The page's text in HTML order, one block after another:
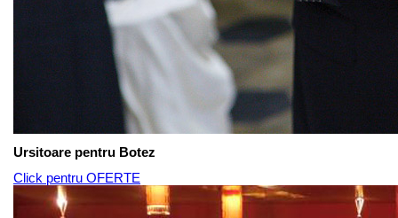
Ursitoare pentru Botez
Click pentru OFERTE